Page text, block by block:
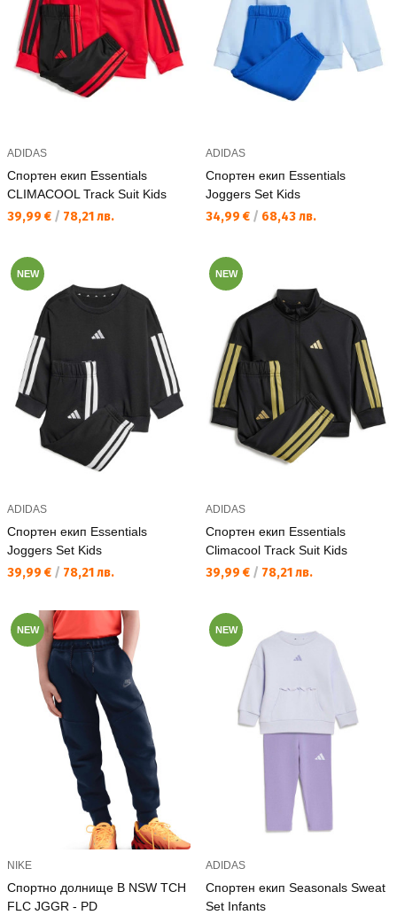
ADIDAS
Спортен екип Essentials
CLIMACOOL Track Suit Kids
Текуща цена:
39,99 € / 78,21 лв.
ADIDAS
Спортен екип Essentials
Joggers Set Kids
Текуща цена:
34,99 € / 68,43 лв.
NEW
ADIDAS
Спортен екип Essentials
Joggers Set Kids
Текуща цена:
39,99 € / 78,21 лв.
NEW
ADIDAS
Спортен екип Essentials
Climacool Track Suit Kids
Текуща цена:
39,99 € / 78,21 лв.
NEW
NIKE
Спортно долнище B NSW TCH
FLC JGGR - PD
NEW
ADIDAS
Спортен екип Seasonals Sweat
Set Infants